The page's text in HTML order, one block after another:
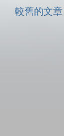
較舊的文章